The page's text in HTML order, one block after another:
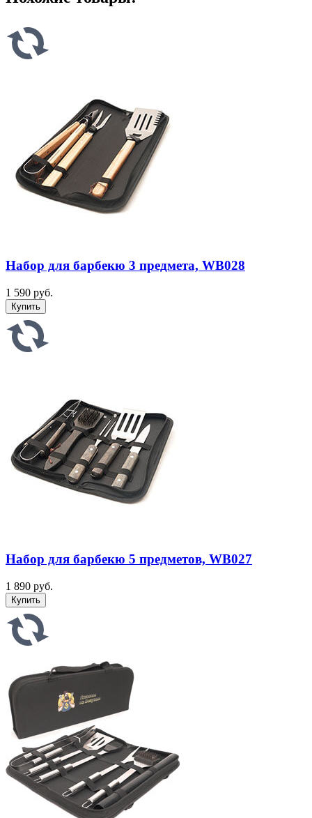
Набор для барбекю 3 предмета, WB028
1 590 руб.
Набор для барбекю 5 предметов, WB027
1 890 руб.